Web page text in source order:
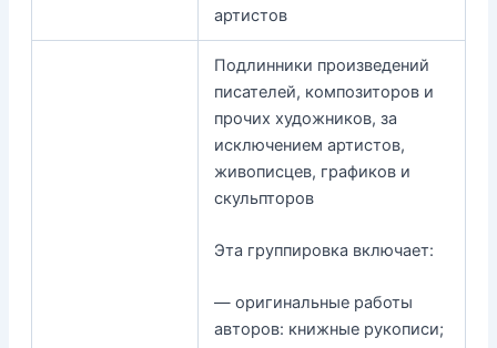
артистов
Подлинники произведений
писателей, композиторов и
прочих художников, за
исключением артистов,
живописцев, графиков и
скульпторов
Эта группировка включает:
— оригинальные работы
авторов: книжные рукописи;